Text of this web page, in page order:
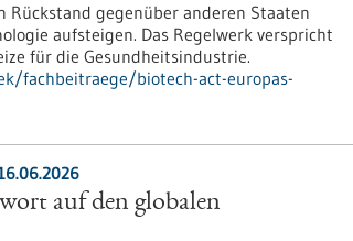
Rückstand gegenüber anderen Staaten
aufsteigen. Das Regelwerk verspricht
für die Gesundheitsindustrie.
fachbeitraege/biotech-act-europas-
auf den globalen